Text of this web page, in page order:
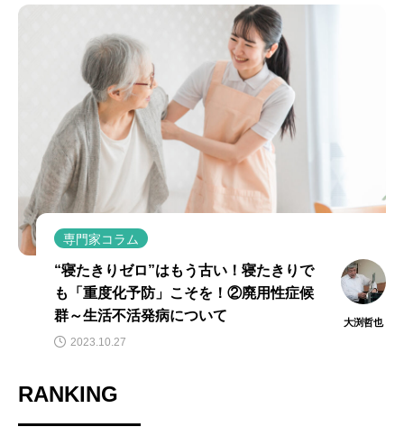
専門家コラム
“寝たきりゼロ”はもう古い！寝たきりで
も「重度化予防」こそを！②廃用性症候
群～生活不活発病について
大渕哲也
2023.10.27
RANKING